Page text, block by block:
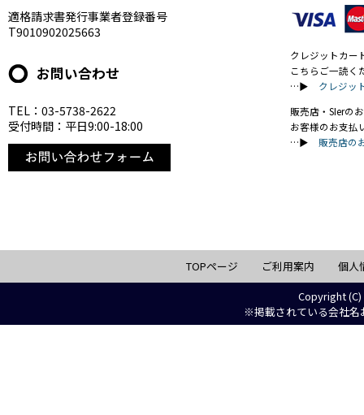
適格請求書発行事業者登録番号
T9010902025663
お問い合わせ
TEL：03-5738-2622
受付時間：平日9:00-18:00
クレジットカー
こちらご一読く
…▶ クレジッ
販売店・SIerの
お客様のお支払
…▶ 販売店の
TOPページ ご利用案内
個人
Copyright
※掲載されている会社名